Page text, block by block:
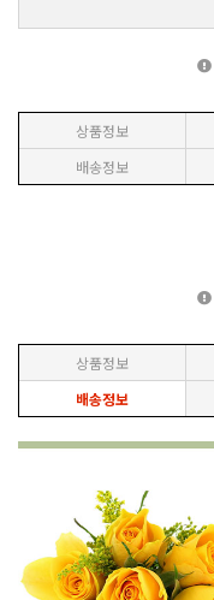
상품정보
배송정보
상품정보
배송정보